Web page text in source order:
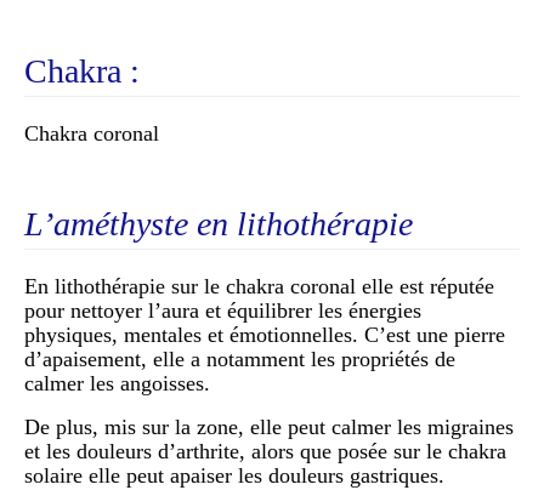
Chakra :
Chakra coronal
L’améthyste en lithothérapie
En lithothérapie sur le chakra coronal elle est réputée
pour nettoyer l’aura et équilibrer les énergies
physiques, mentales et émotionnelles. C’est une pierre
d’apaisement, elle a notamment les propriétés de
calmer les angoisses.
De plus, mis sur la zone, elle peut calmer les migraines
et les douleurs d’arthrite, alors que posée sur le chakra
solaire elle peut apaiser les douleurs gastriques.